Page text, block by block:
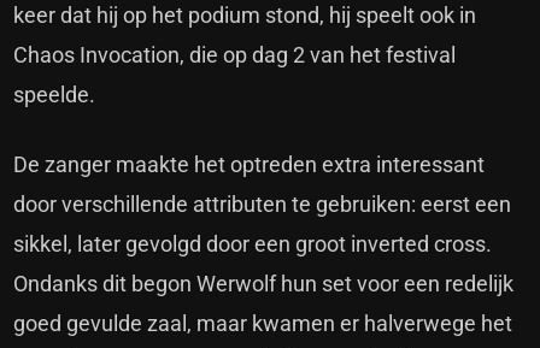
keer dat hij op het podium stond, hij speelt ook in
Chaos Invocation, die op dag 2 van het festival
speelde.
De zanger maakte het optreden extra interessant
door verschillende attributen te gebruiken: eerst een
sikkel, later gevolgd door een groot inverted cross.
Ondanks dit begon Werwolf hun set voor een redelijk
goed gevulde zaal, maar kwamen er halverwege het